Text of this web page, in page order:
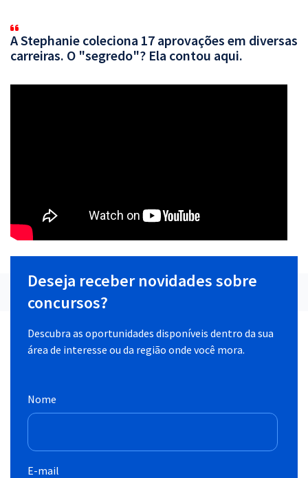
A Stephanie coleciona 17 aprovações em diversas
carreiras. O "segredo"? Ela contou aqui.
Deseja receber novidades sobre
concursos?
Descubra as oportunidades disponíveis dentro da sua
área de interesse ou da região onde você mora.
Nome
E-mail